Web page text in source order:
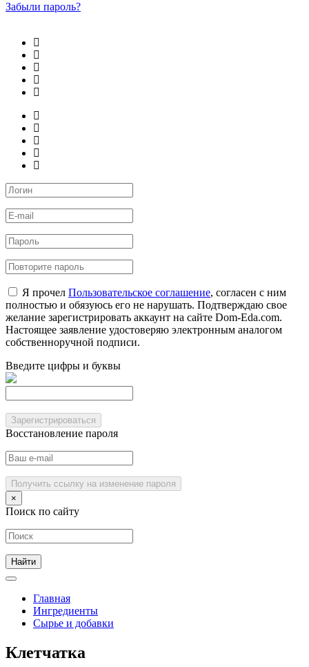
Забыли пароль?
Я прочел Пользовательское соглашение, согласен с ним
полностью и обязуюсь его не нарушать. Подтверждаю свое
желание зарегистрировать аккаунт на сайте Dom-Eda.com.
Настоящее заявление удостоверяю электронным аналогом
собственноручной подписи.
Введите цифры и буквы
Зарегистрироваться
Восстановление пароля
Получить ссылку на изменение пароля
×
Поиск по сайту
Главная
Ингредиенты
Сырье и добавки
Клетчатка